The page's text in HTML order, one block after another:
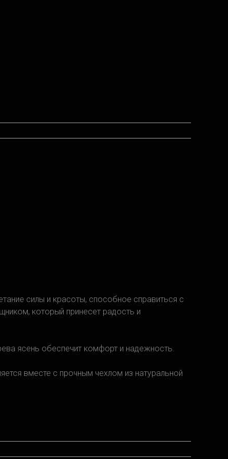
силы и красоты, способное справиться с
который принесет радость и
ясень обеспечит комфорт и надежность.
вместе с прочным чехлом из натуральной